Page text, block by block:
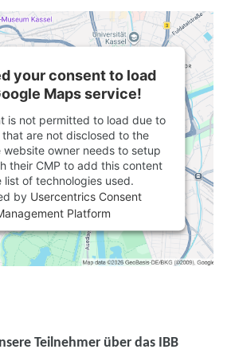
your consent to load
Maps service!
is not permitted to load due to
are not disclosed to the
website owner needs to setup
their CMP to add this content
list of technologies used.
by Usercentrics Consent
Platform
Teilnehmer über das IBB